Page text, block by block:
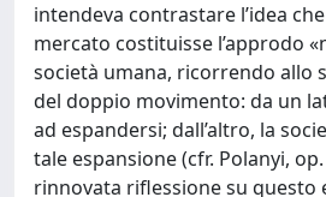
intendeva contrastare l’idea
mercato costituisse l’approdo
società umana, ricorrendo allo
del doppio movimento: da un
ad espandersi; dall’altro, la
tale espansione (cfr. Polanyi,
rinnovata riflessione su questo